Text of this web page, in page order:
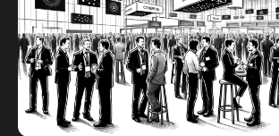
글로벌 참가업체들이 선보이는 최신
트와 혁신 기술과
토큰화된 증권의 미래를 만들어가는
폼과 기술을 만나보세요.